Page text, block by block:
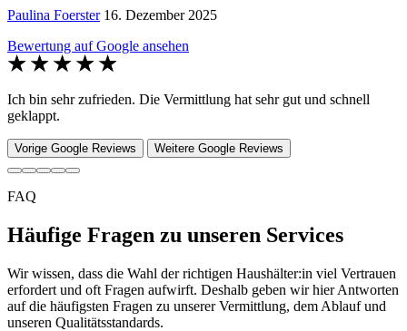
Paulina Foerster 16. Dezember 2025
Bewertung auf Google ansehen
Ich bin sehr zufrieden. Die Vermittlung hat sehr gut und schnell
geklappt.
Vorige Google Reviews Weitere Google Reviews
FAQ
Häufige Fragen zu unseren Services
Wir wissen, dass die Wahl der richtigen Haushälter:in viel Vertrauen
erfordert und oft Fragen aufwirft. Deshalb geben wir hier Antworten
auf die häufigsten Fragen zu unserer Vermittlung, dem Ablauf und
unseren Qualitätsstandards.